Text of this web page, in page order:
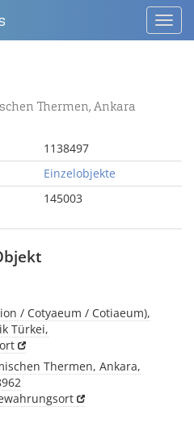
Thermen, Ankara
1138497
Einzelobjekte
145003
/ Cotyaeum / Cotiaeum),
Türkei,
Thermen, Ankara,